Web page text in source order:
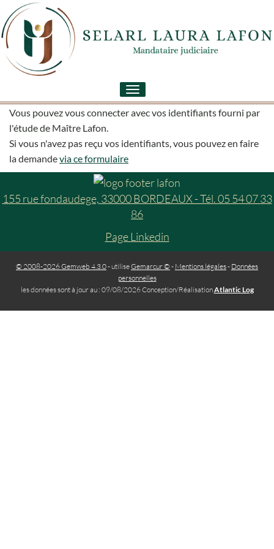
Toggle
navigation
Vous pouvez vous connecter avec vos identifiants fourni par
l'étude de Maître Lafon.
Si vous n'avez pas reçu vos identifiants, vous pouvez en faire
la demandevia ce formulaire
155 rue fondaudege, 33000 BORDEAUX - Tél. 05 54 07 33
86
Page Linkedin
© 2008-2026 Gemweb 4.3.0- utiliseGemarcur © - Mentions légales- Données
personnelles
les données sont à jour au : 09/08/2026 Conception/RéalisationAtlantic Log